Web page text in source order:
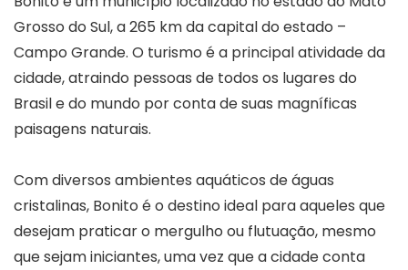
Grosso do Sul, a 265 km da capital do estado –
Campo Grande. O turismo é a principal atividade da
cidade, atraindo pessoas de todos os lugares do
Brasil e do mundo por conta de suas magníficas
paisagens naturais.
Com diversos ambientes aquáticos de águas
cristalinas, Bonito é o destino ideal para aqueles que
desejam praticar o mergulho ou flutuação, mesmo
que sejam iniciantes, uma vez que a cidade conta